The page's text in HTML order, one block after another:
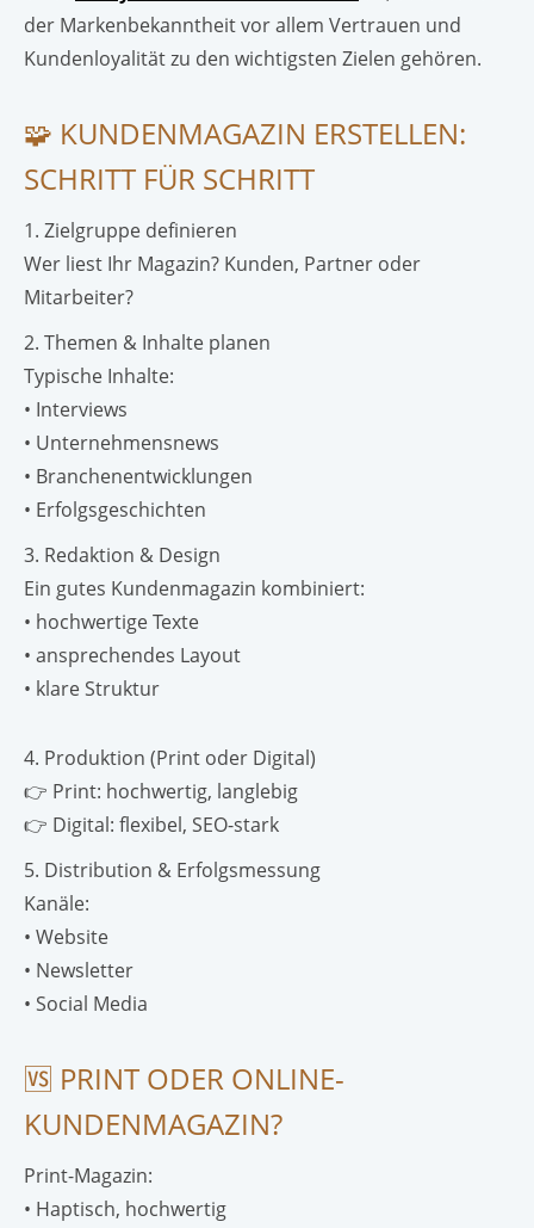
der Markenbekanntheit vor allem Vertrauen und
Kundenloyalität zu den wichtigsten Zielen gehören.
🧩 KUNDENMAGAZIN ERSTELLEN:
SCHRITT FÜR SCHRITT
1. Zielgruppe definieren
Wer liest Ihr Magazin? Kunden, Partner oder
Mitarbeiter?
2. Themen & Inhalte planen
Typische Inhalte:
• Interviews
• Unternehmensnews
• Branchenentwicklungen
• Erfolgsgeschichten
3. Redaktion & Design
Ein gutes Kundenmagazin kombiniert:
• hochwertige Texte
• ansprechendes Layout
• klare Struktur
4. Produktion (Print oder Digital)
👉 Print: hochwertig, langlebig
👉 Digital: flexibel, SEO-stark
5. Distribution & Erfolgsmessung
Kanäle:
• Website
• Newsletter
• Social Media
🆚 PRINT ODER ONLINE-
KUNDENMAGAZIN?
Print-Magazin:
• Haptisch, hochwertig